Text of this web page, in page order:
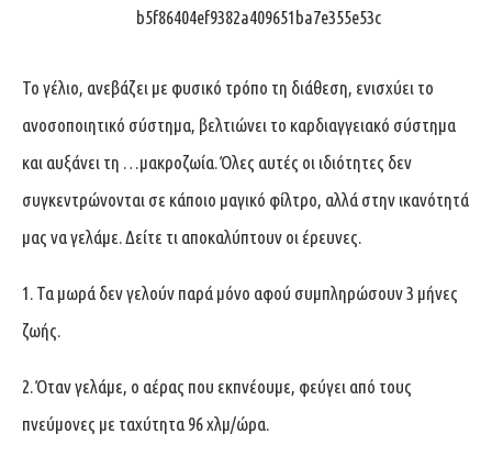
Το γέλιο, ανεβάζει με φυσικό τρόπο τη διάθεση, ενισχύει το
ανοσοποιητικό σύστημα, βελτιώνει το καρδιαγγειακό σύστημα
και αυξάνει τη …μακροζωία. Όλες αυτές οι ιδιότητες δεν
συγκεντρώνονται σε κάποιο μαγικό φίλτρο, αλλά στην ικανότητά
μας να γελάμε. Δείτε τι αποκαλύπτουν οι έρευνες.
1. Τα μωρά δεν γελούν παρά μόνο αφού συμπληρώσουν 3 μήνες
ζωής.
2. Όταν γελάμε, ο αέρας που εκπνέουμε, φεύγει από τους
πνεύμονες με ταχύτητα 96 χλμ/ώρα.